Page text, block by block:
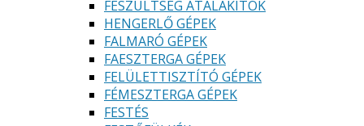
FESZÜLTSÉG ÁTALAKÍTÓK
HENGERLŐ GÉPEK
FALMARÓ GÉPEK
FAESZTERGA GÉPEK
FELÜLETTISZTÍTÓ GÉPEK
FÉMESZTERGA GÉPEK
FESTÉS